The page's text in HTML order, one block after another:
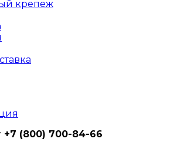
крепеж
+7 (800) 700-84-66